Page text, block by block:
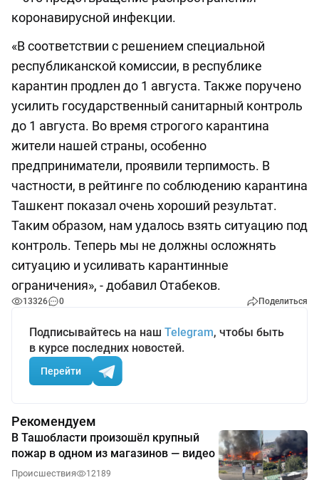
коронавирусной инфекции.
«В соответствии с решением специальной
республиканской комиссии, в республике
карантин продлен до 1 августа. Также поручено
усилить государственный санитарный контроль
до 1 августа. Во время строгого карантина
жители нашей страны, особенно
предприниматели, проявили терпимость. В
частности, в рейтинге по соблюдению карантина
Ташкент показал очень хороший результат.
Таким образом, нам удалось взять ситуацию под
контроль. Теперь мы не должны осложнять
ситуацию и усиливать карантинные
ограничения», - добавил Отабеков.
13326 0 Поделиться
Подписывайтесь на наш Telegram, чтобы быть
в курсе последних новостей.
Перейти
Рекомендуем
В Ташобласти произошёл крупный
пожар в одном из магазинов — видео
Происшествия 12189